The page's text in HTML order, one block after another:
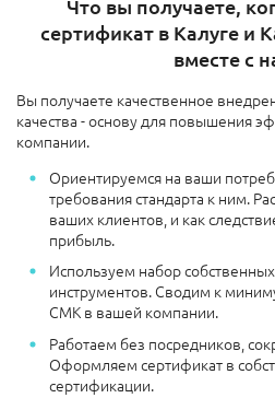
Что вы получаете,
сертификат в Калуге и
вместе с
Вы получаете качественное
качества - основу для повышения
компании.
Ориентируемся на ваши
требования стандарта к ним.
ваших клиентов, и как
прибыль.
Используем набор
инструментов. Сводим к
СМК в вашей компании.
Работаем без посредников,
Оформляем сертификат в
сертификации.